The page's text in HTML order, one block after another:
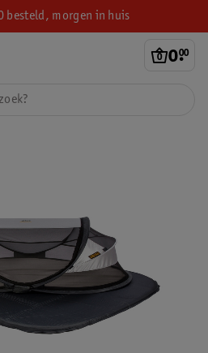
besteld, morgen in huis
0.
00